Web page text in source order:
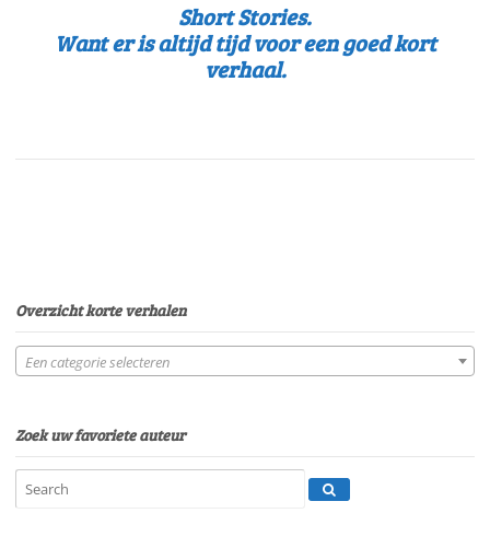
Short Stories.
Want er is altijd tijd voor een goed kort
verhaal.
Overzicht korte verhalen
Een categorie selecteren
Zoek uw favoriete auteur